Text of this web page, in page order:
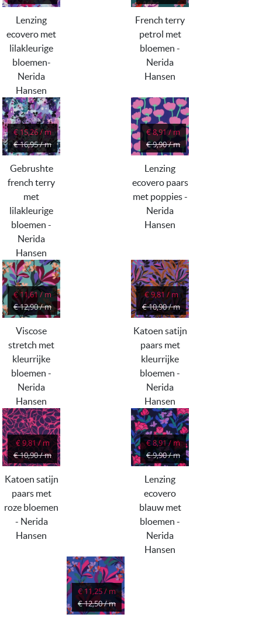
Lenzing
ecovero met
lilakleurige
bloemen-
Nerida
Hansen
French terry
petrol met
bloemen -
Nerida
Hansen
€ 15,26 / m
€ 16,95 / m
Gebrushte
french terry
met
lilakleurige
bloemen -
Nerida
Hansen
€ 8,91 / m
€ 9,90 / m
Lenzing
ecovero paars
met poppies -
Nerida
Hansen
€ 11,61 / m
€ 12,90 / m
Viscose
stretch met
kleurrijke
bloemen -
Nerida
Hansen
€ 9,81 / m
€ 10,90 / m
Katoen satijn
paars met
kleurrijke
bloemen -
Nerida
Hansen
€ 9,81 / m
€ 10,90 / m
Katoen satijn
paars met
roze bloemen
- Nerida
Hansen
€ 8,91 / m
€ 9,90 / m
Lenzing
ecovero
blauw met
bloemen -
Nerida
Hansen
€ 11,25 / m
€ 12,50 / m